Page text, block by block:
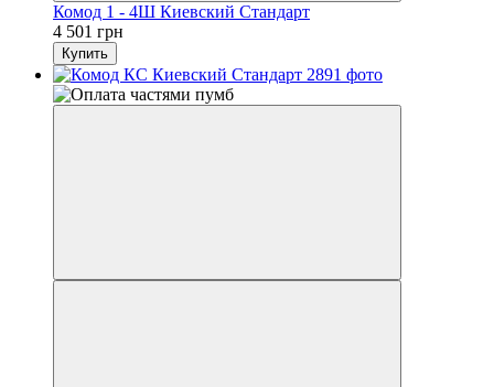
Комод 1 - 4Ш Киевский Стандарт
4 501 грн
Купить